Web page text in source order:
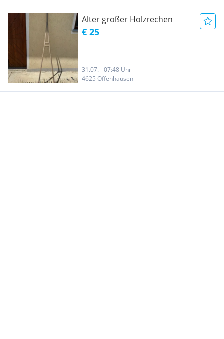
Alter großer Holzrechen
€ 25
31.07. - 07:48 Uhr
4625 Offenhausen